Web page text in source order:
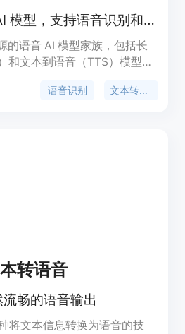
开源的前沿语音 AI 模型，支持语音识别和文本转语音。
的语音 AI 模型家族，包括长
和文本到语音（TTS）模型。
次处理内完成长达 60 分钟的
语音识别 文本转语音
转语音
畅的语音输出
将文本信息转换为语音的技